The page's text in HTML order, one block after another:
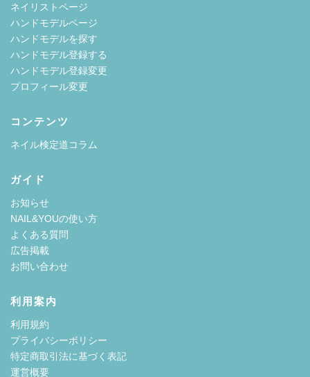
ネイリストページ
ハンドモデルページ
ハンドモデルを探す
ハンドモデル登録する
ハンドモデル登録変更
プロフィール変更
コンテンツ
ネイル検定道コラム
ガイド
お知らせ
NAIL&YOUの使い方
よくある質問
広告掲載
お問い合わせ
利用案内
利用規約
プライバシーポリシー
特定商取引法に基づく表記
運営概要